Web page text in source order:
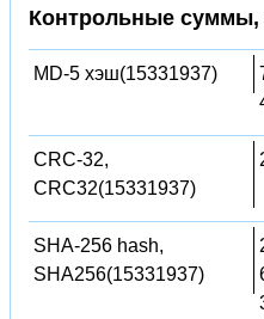
Контрольные суммы,
MD-5 хэш(15331937)
CRC-32,
CRC32(15331937)
SHA-256 hash,
SHA256(15331937)